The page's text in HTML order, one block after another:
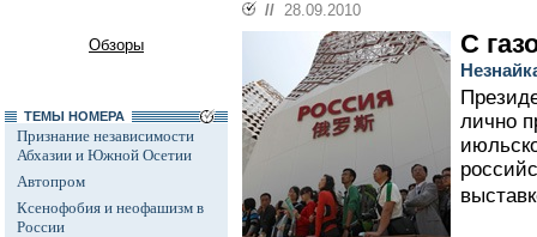
Обзоры
ТЕМЫ НОМЕРА
Признание независимости
Абхазии и Южной Осетии
Автопром
Ксенофобия и неофашизм в
России
// 28.09.2010
С
лично